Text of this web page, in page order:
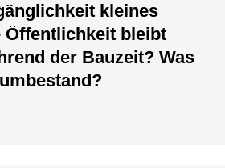
kleines
Öffentlichkeit bleibt
der Bauzeit? Was